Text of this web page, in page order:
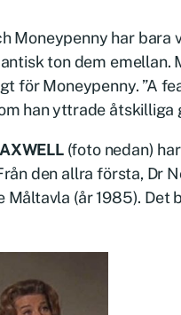
Moneypenny har bara
ton dem emellan.
för Moneypenny. ”A
han yttrade åtskilliga
(foto nedan)
den allra första, Dr
Måltavla (år 1985). Det